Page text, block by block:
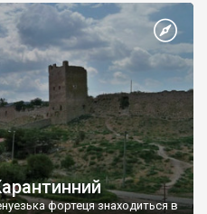
фортеця знаходиться в